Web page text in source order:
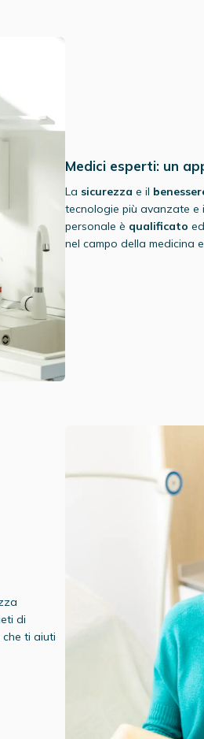
Medici esperti: un
La sicurezza e il
tecnologie più avanzate e
personale è qualificato ed
nel campo della medicina
di
che ti aiuti